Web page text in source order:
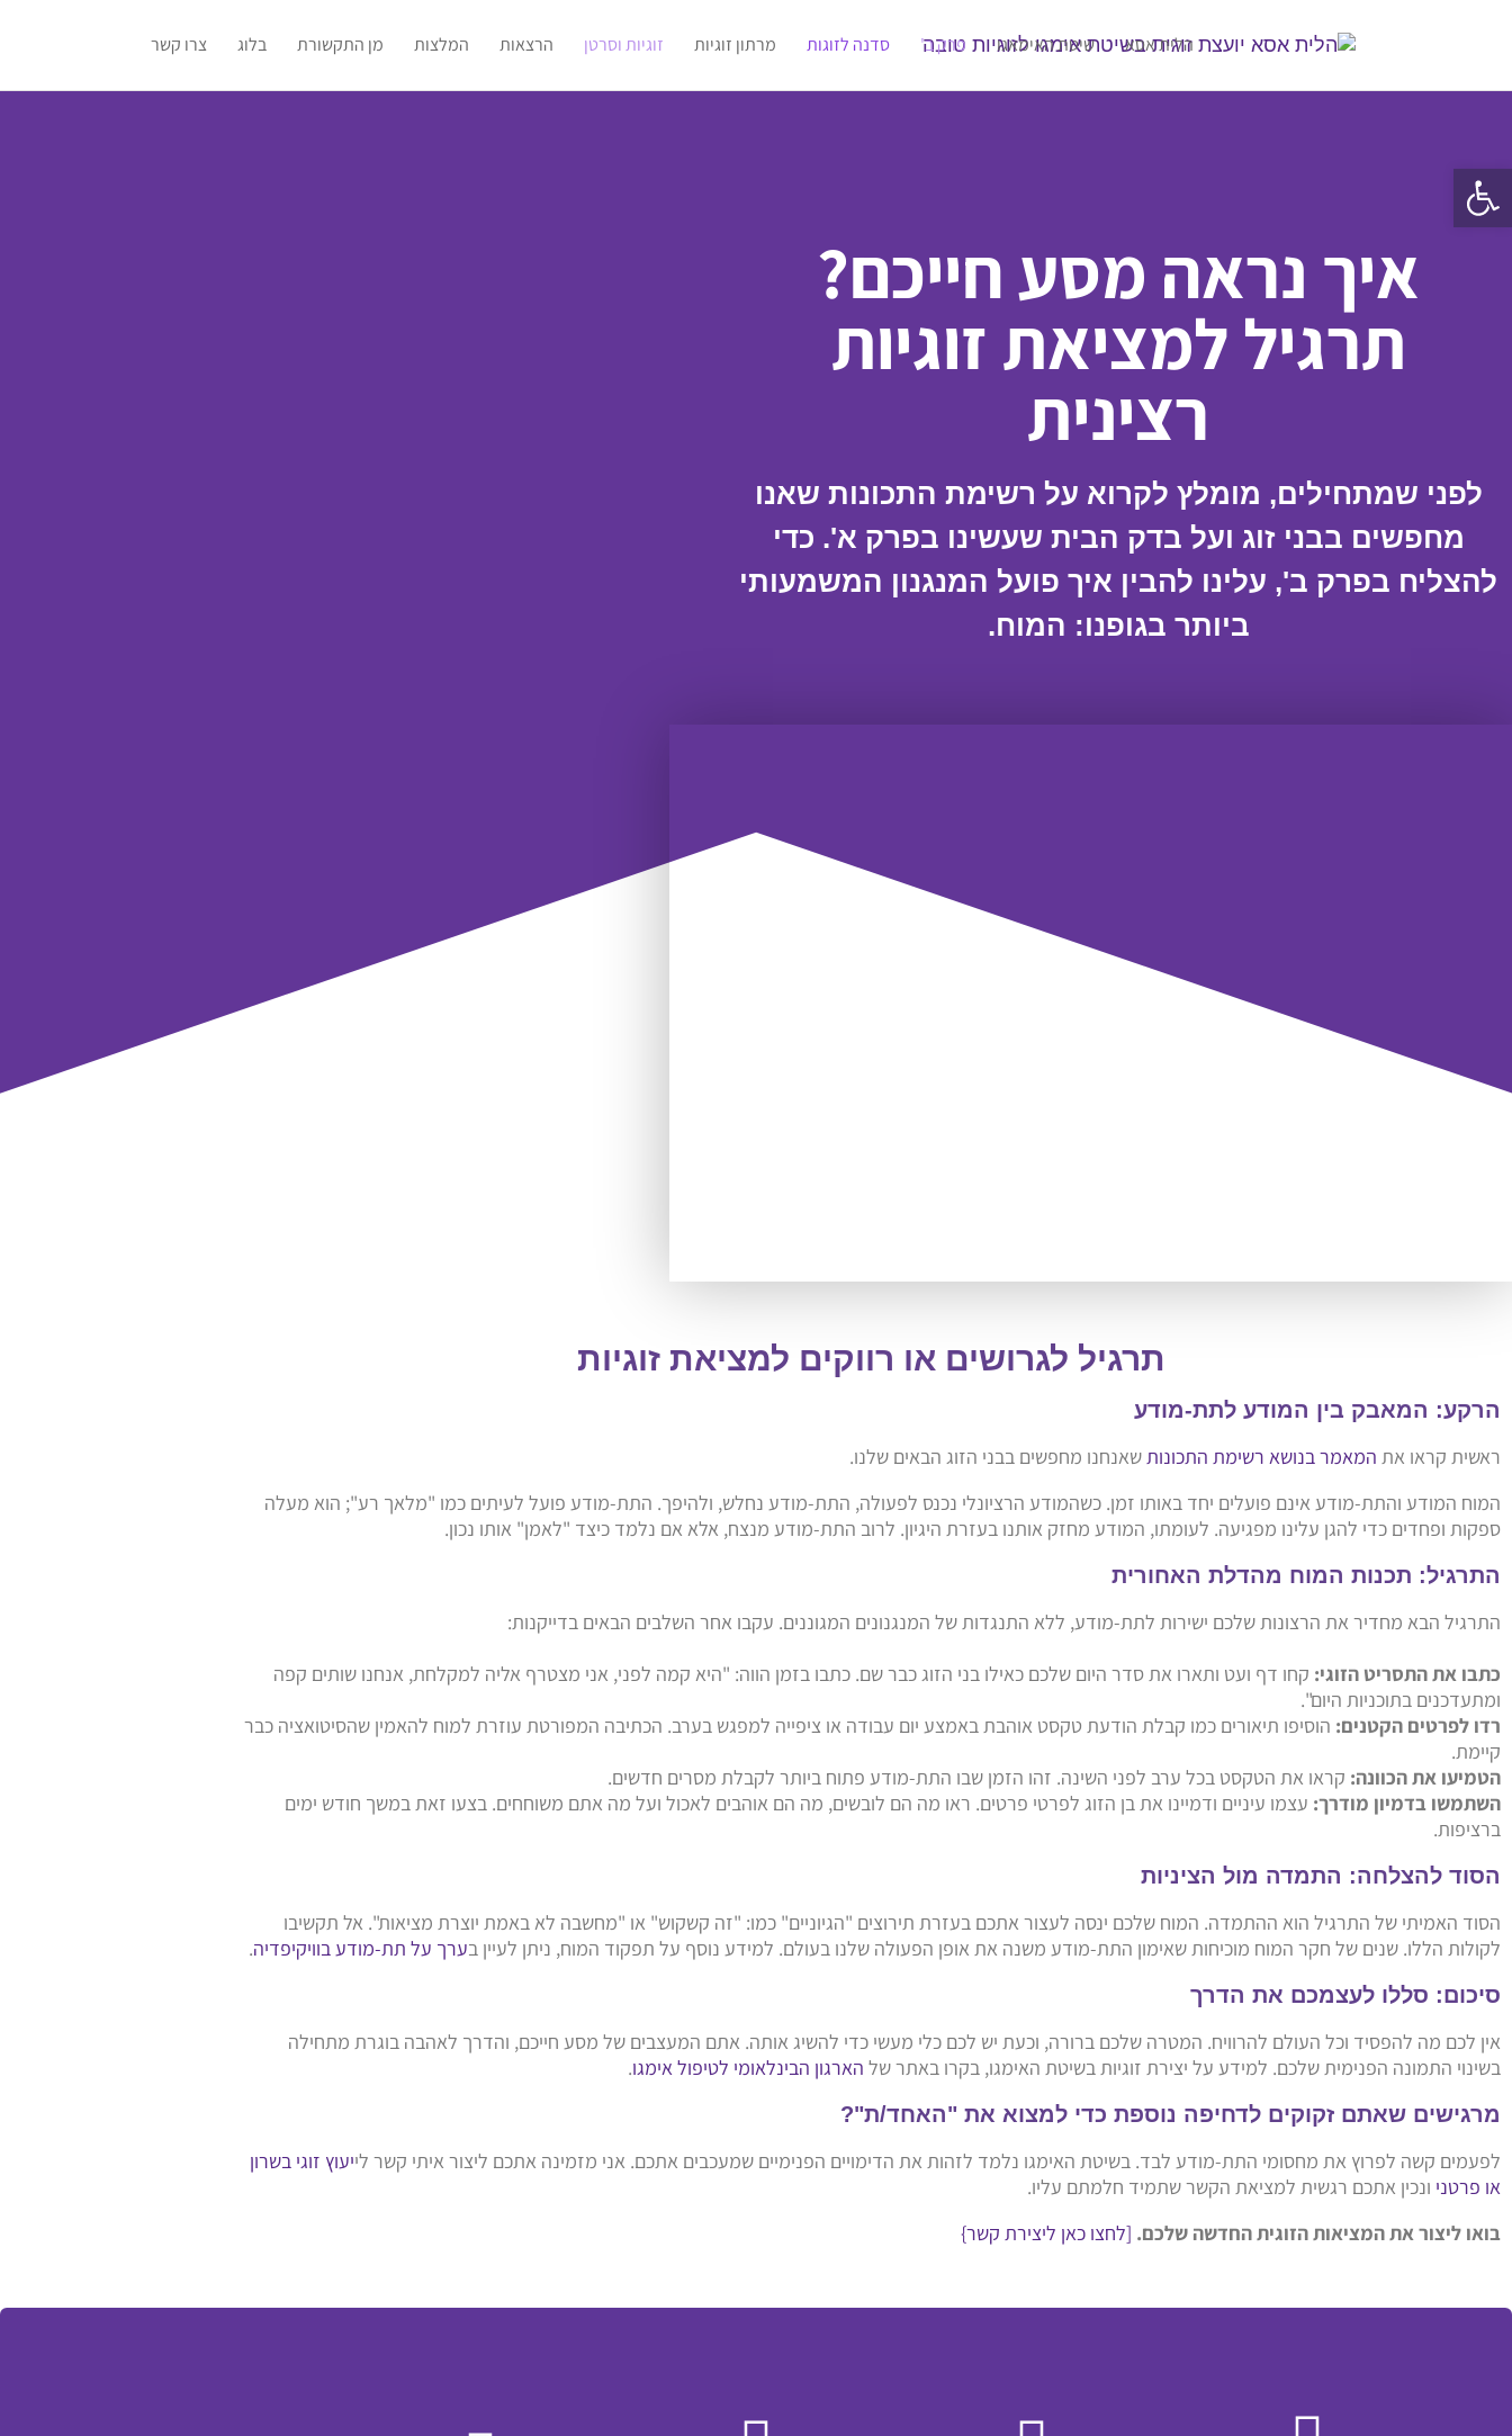
הלית אסא שיטת האימאגו פרק ב' סדנה לזוגות מרתון זוגיות זוגיות וסרטן הרצאות המלצות מן התקשורת בלוג צרו קשר
איך נראה מסע חייכם?
תרגיל למציאת זוגיות
רצינית
לפני שמתחילים, מומלץ לקרוא על רשימת התכונות שאנו
מחפשים בבני זוג ועל בדק הבית שעשינו בפרק א'. כדי
להצליח בפרק ב', עלינו להבין איך פועל המנגנון המשמעותי
ביותר בגופנו: המוח.
תרגיל לגרושים או רווקים למציאת זוגיות
הרקע: המאבק בין המודע לתת-מודע
ראשית קראו את המאמר בנושא רשימת התכונותשאנחנו מחפשים בבני הזוג הבאים שלנו.
המוח המודע והתת-מודע אינם פועלים יחד באותו זמן. כשהמודע הרציונלי נכנס לפעולה, התת-מודע נחלש, ולהיפך. התת-מודע פועל לעיתים כמו "מלאך רע"; הוא מעלה
ספקות ופחדים כדי להגן עלינו מפגיעה. לעומתו, המודע מחזק אותנו בעזרת היגיון. לרוב התת-מודע מנצח, אלא אם נלמד כיצד "לאמן" אותו נכון.
התרגיל: תכנות המוח מהדלת האחורית
התרגיל הבא מחדיר את הרצונות שלכם ישירות לתת-מודע, ללא התנגדות של המנגנונים המגוננים. עקבו אחר השלבים הבאים בדייקנות:
כתבו את התסריט הזוגי: קחו דף ועט ותארו את סדר היום שלכם כאילו בני הזוג כבר שם. כתבו בזמן הווה: "היא קמה לפני, אני מצטרף אליה למקלחת, אנחנו שותים קפה
ומתעדכנים בתוכניות היום".
רדו לפרטים הקטנים: הוסיפו תיאורים כמו קבלת הודעת טקסט אוהבת באמצע יום עבודה או ציפייה למפגש בערב. הכתיבה המפורטת עוזרת למוח להאמין שהסיטואציה כבר
קיימת.
הטמיעו את הכוונה: קראו את הטקסט בכל ערב לפני השינה. זהו הזמן שבו התת-מודע פתוח ביותר לקבלת מסרים חדשים.
השתמשו בדמיון מודרך: עצמו עיניים ודמיינו את בן הזוג לפרטי פרטים. ראו מה הם לובשים, מה הם אוהבים לאכול ועל מה אתם משוחחים. בצעו זאת במשך חודש ימים
ברציפות.
הסוד להצלחה: התמדה מול הציניות
הסוד האמיתי של התרגיל הוא ההתמדה. המוח שלכם ינסה לעצור אתכם בעזרת תירוצים "הגיוניים" כמו: "זה קשקוש" או "מחשבה לא באמת יוצרת מציאות". אל תקשיבו
לקולות הללו. שנים של חקר המוח מוכיחות שאימון התת-מודע משנה את אופן הפעולה שלנו בעולם. למידע נוסף על תפקוד המוח, ניתן לעיין בערך על תת-מודע בוויקיפדיה.
סיכום: סללו לעצמכם את הדרך
אין לכם מה להפסיד וכל העולם להרוויח. המטרה שלכם ברורה, וכעת יש לכם כלי מעשי כדי להשיג אותה. אתם המעצבים של מסע חייכם, והדרך לאהבה בוגרת מתחילה
בשינוי התמונה הפנימית שלכם. למידע על יצירת זוגיות בשיטת האימגו, בקרו באתר של הארגון הבינלאומי לטיפול אימגו.
מרגישים שאתם זקוקים לדחיפה נוספת כדי למצוא את "האחד/ת"?
לפעמים קשה לפרוץ את מחסומי התת-מודע לבד. בשיטת האימגו נלמד לזהות את הדימויים הפנימיים שמעכבים אתכם. אני מזמינה אתכם ליצור איתי קשר לייעוץ זוגי בשרון
או פרטני ונכין אתכם רגשית למציאת הקשר שתמיד חלמתם עליו.
בואו ליצור את המציאות הזוגית החדשה שלכם. [לחצו כאן ליצירת קשר}
פתח סרגל נגישות